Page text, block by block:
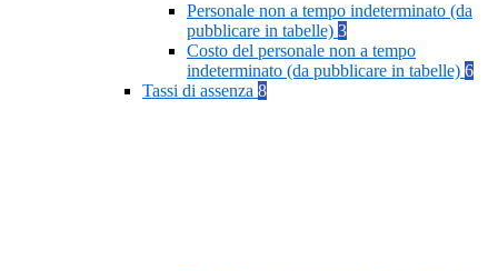
Personale non a tempo indeterminato (da
pubblicare in tabelle) 3
Costo del personale non a tempo
indeterminato (da pubblicare in tabelle) 6
Tassi di assenza 8